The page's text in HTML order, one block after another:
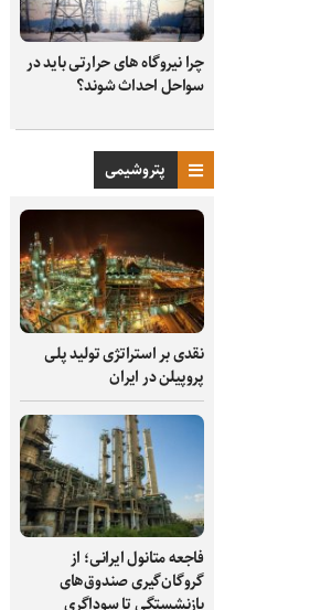
چرا نیروگاه‌ های حرارتی باید در
سواحل احداث شوند؟
پتروشیمی
نقدی بر استراتژی تولید پلی
پروپیلن در ایران
فاجعه متانول ایرانی؛ از
گروگان‌گیری صندوق‌های